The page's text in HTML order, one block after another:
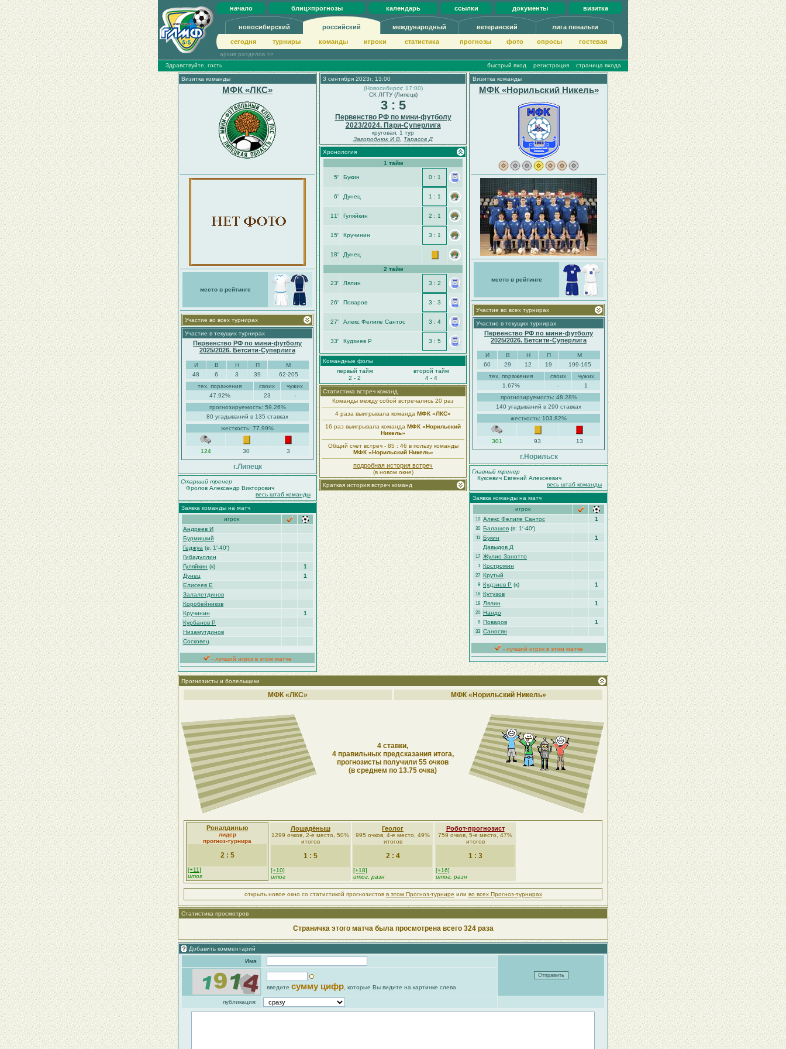
начало блиц×прогнозы календарь ссылки документы визитка
новосибирский российский международный ветеранский лига пенальти
сегодня турниры команды игроки статистика прогнозы фото опросы гoстeвая
архив разделов >>
Здравствуйте, гость
быстрый вход регистрация страница входа
Визитка команды
МФК «ЛКС»
место в рейтинге
Участие во всех турнирах
Участие в текущих турнирах
Первенство РФ по мини-футболу
2025/2026. Бетсити-Суперлига
И В Н П
М
48
6 3 39
62-205
тех. поражения
своих
чужих
47.92%
23
-
прогнозируемость: 59.26%
80 угадываний в 135 ставках
жесткость: 77.99%
124 30 3
г.Липецк
Старший тренер
Фролов Александр Викторович
весь штаб команды
Заявка команды на матч
игрок
Андреев И
Бурмицкий
Геджуа (в: 1′-40′)
Гибадуллин
Гуляйкин (к)
1
Дунец
1
Елисеев Е
Залалетдинов
Коробейников
Кручинин
1
Курбанов Р
Низамутдинов
Сосковец
- лучший игрок в этом матче
3 сентября 2023г, 13:00
(Новосибирск: 17:00)
СК ЛГТУ (Липецк)
3 : 5
Первенство РФ по мини-футболу
2023/2024. Пари-Суперлига
круговая, 1 тур
Загороднюк И В
Тарасов Д
Хронология
1 тайм
5′ Букин 0 : 1
6′ Дунец 1 : 1
11′ Гуляйкин 2 : 1
15′ Кручинин 3 : 1
18′ Дунец
2 тайм
23′ Лялин 3 : 2
26′ Поваров 3 : 3
27′ Алекс Фелипе Сантос 3 : 4
33′ Кудзиев Р 3 : 5
Командные фолы
первый тайм
второй тайм
2 - 2
4 - 4
Статистика встреч команд
Команды между собой встречались 20 раз
4 раза выигрывала команда МФК «ЛКС»
16 раз выигрывала команда МФК «Норильский
Никель»
Общий счет встреч - 85 : 46 в пользу команды
МФК «Норильский Никель»
подробная история встреч
(в новом окне)
Краткая история встреч команд
Визитка команды
МФК «Норильский Никель»
место в рейтинге
Участие во всех турнирах
Участие в текущих турнирах
Первенство РФ по мини-футболу
2025/2026. Бетсити-Суперлига
И В Н П
М
60
29 12 19
199-165
тех. поражения
своих
чужих
1.67%
-
1
прогнозируемость: 48.28%
140 угадываний в 290 ставках
жесткость: 103.82%
301 93 13
г.Норильск
Главный тренер
Куксевич Евгений Алексеевич
весь штаб команды
Заявка команды на матч
игрок
10 Алекс Фелипе Сантос 1
30 Балашов (в: 1′-40′)
11 Букин
1
Давыдов Д
17 Жулио Занотто
1 Костромин
27 Крутый
9 Кудзиев Р (к) 1
16 Кутузов
18 Лялин 1
20 Нандо
8 Поваров 1
33 Саносян
- лучший игрок в этом матче
Прогнозисты и болельщики
МФК «ЛКС» МФК «Норильский Никель»
4 ставки,
4 правильных предсказания итога,
прогнозисты получили 55 очков
(в среднем по 13.75 очка)
Роналдинью
лидер
прогноз-турнира
2 : 5
[+11]
итог
Лошадёныш
1299 очков, 2-е место, 50%
итогов
1 : 5
[+10]
итог
Геолог
995 очков, 4-е место, 49%
итогов
2 : 4
[+18]
итог, разн
Робот-прогнозист
759 очков, 5-е место, 47%
итогов
1 : 3
[+16]
итог, разн
открыть новое окно со статистикой прогнозистов в этом Прогноз-турнире или во всех Прогноз-турнирах
Статистика просмотров
Страничка этого матча была просмотрена всего 324 раза
Добавить комментарий
Имя
введите сумму цифр , которые Вы видите на картинке слева
публикация: